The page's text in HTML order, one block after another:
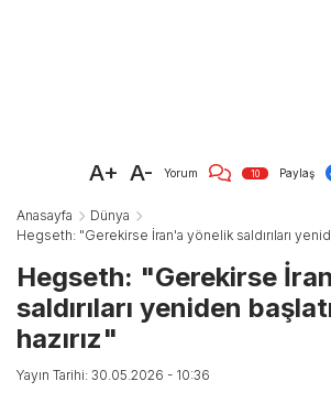
A+ A- Yorum 10 Paylaş
Anasayfa
Dünya
Hegseth: "Gerekirse İran'a yönelik saldırıları
Hegseth: "Gerekirse
saldırıları yeniden
hazırız"
Yayın Tarihi: 30.05.2026 - 10:36